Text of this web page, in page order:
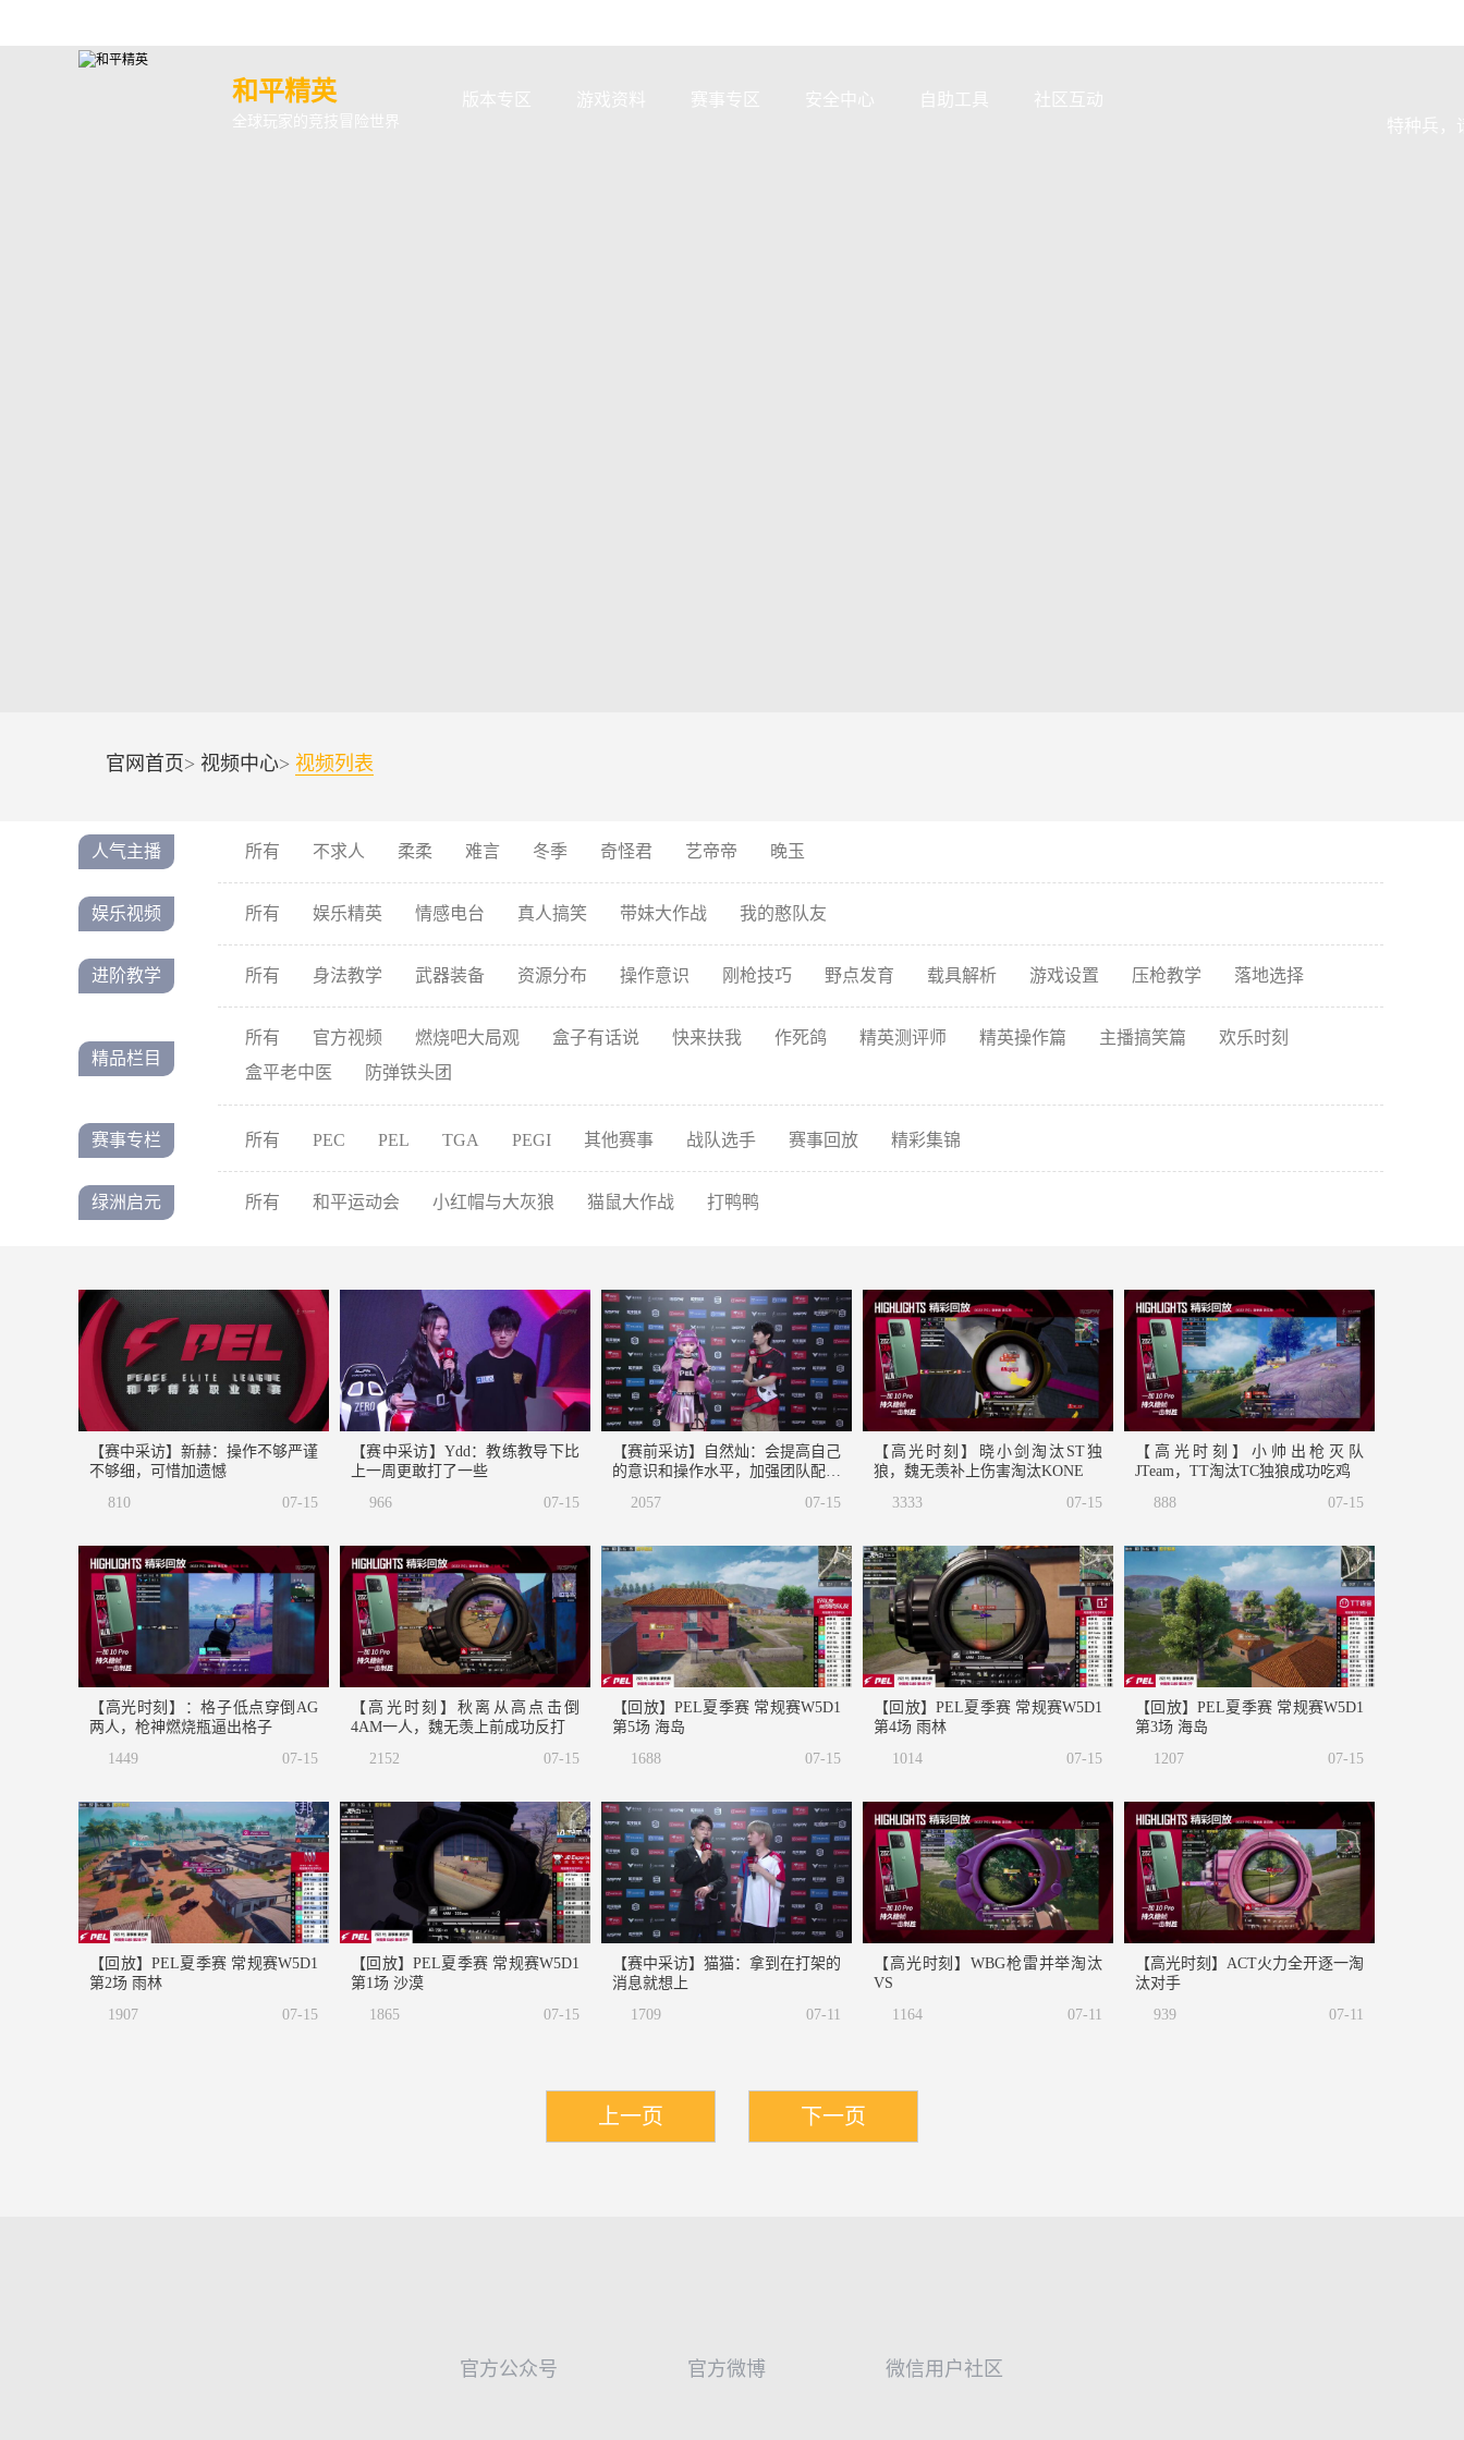
和平精英
官网首页> 视频中心> 视频列表
人气主播 所有 不求人 柔柔 难言 冬季 奇怪君 艺帝帝 晚玉
娱乐视频 所有 娱乐精英 情感电台 真人搞笑 带妹大作战 我的憨队友
进阶教学 所有 身法教学 武器装备 资源分布 操作意识 刚枪技巧 野点发育 载具解析 游戏设置 压枪教学 落地选择
精品栏目
所有 官方视频 燃烧吧大局观 盒子有话说 快来扶我 作死鸽 精英测评师 精英操作篇 主播搞笑篇
欢乐时刻
盒平老中医
防弹铁头团
赛事专栏 所有 PEC PEL TGA PEGI 其他赛事 战队选手 赛事回放 精彩集锦
绿洲启元 所有 和平运动会 小红帽与大灰狼 猫鼠大作战 打鸭鸭
【赛中采访】新赫：操作不够严谨
不够细，可惜加遗憾
810
07-15
【赛中采访】Ydd：教练教导下比
上一周更敢打了一些
966
07-15
【赛前采访】自然灿：会提高自己
的意识和操作水平，加强团队配合
2057 07-15
【高光时刻】晓小剑淘汰ST独
狼，魏无羡补上伤害淘汰KONE
3333
07-15
【高光时刻】小帅出枪灭队
JTeam，TT淘汰TC独狼成功吃鸡
888
07-15
【高光时刻】：格子低点穿倒AG
两人，枪神燃烧瓶逼出格子
1449
07-15
【高光时刻】秋离从高点击倒
4AM一人，魏无羡上前成功反打
2152
07-15
【回放】PEL夏季赛 常规赛W5D1
第5场 海岛
1688
07-15
【回放】PEL夏季赛 常规赛W5D1
第4场 雨林
1014
07-15
【回放】PEL夏季赛 常规赛W5D1
第3场 海岛
1207
07-15
【回放】PEL夏季赛 常规赛W5D1
第2场 雨林
1907
07-15
【回放】PEL夏季赛 常规赛W5D1
第1场 沙漠
1865
07-15
【赛中采访】猫猫：拿到在打架的
消息就想上
1709
07-11
【高光时刻】WBG枪雷并举淘汰
VS
1164
07-11
【高光时刻】ACT火力全开逐一淘
汰对手
939
07-11
上一页 下一页
官方公众号 官方微博 微信用户社区